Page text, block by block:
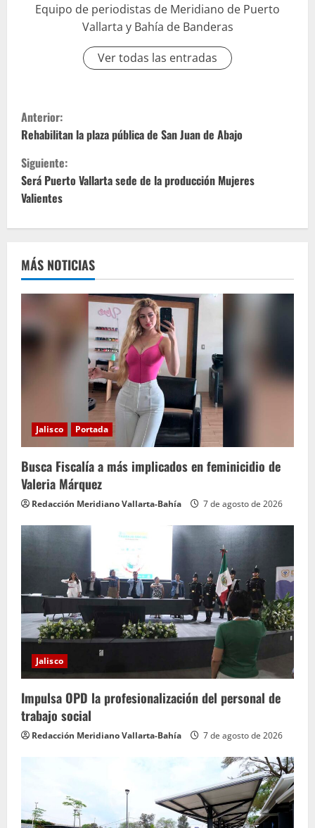
Equipo de periodistas de Meridiano de Puerto
Vallarta y Bahía de Banderas
Ver todas las entradas
S
i
g
u
e
l
e
y
e
n
Anterior:
Rehabilitan la plaza pública de San Juan de Abajo
Siguiente:
Será Puerto Vallarta sede de la producción Mujeres
Valientes
MÁS NOTICIAS
Jalisco Portada
Busca Fiscalía a más implicados en feminicidio de
Valeria Márquez
Redacción Meridiano Vallarta-Bahía 7 de agosto de 2026
Jalisco
Impulsa OPD la profesionalización del personal de
trabajo social
Redacción Meridiano Vallarta-Bahía 7 de agosto de 2026